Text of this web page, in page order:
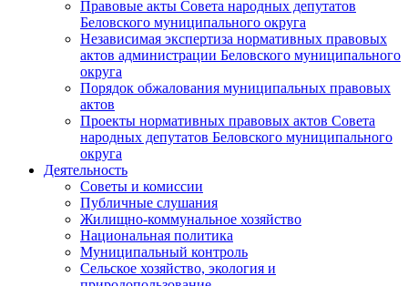
Правовые акты Совета народных депутатов
Беловского муниципального округа
Независимая экспертиза нормативных правовых
актов администрации Беловского муниципального
округа
Порядок обжалования муниципальных правовых
актов
Проекты нормативных правовых актов Совета
народных депутатов Беловского муниципального
округа
Деятельность
Советы и комиссии
Публичные слушания
Жилищно-коммунальное хозяйство
Национальная политика
Муниципальный контроль
Сельское хозяйство, экология и